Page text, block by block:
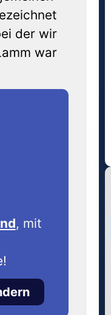
der wir
war
, mit